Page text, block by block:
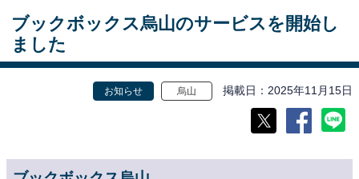
ブックボックス烏山のサービスを開始し
ました
お知らせ 烏山 掲載日 2025年11月15日